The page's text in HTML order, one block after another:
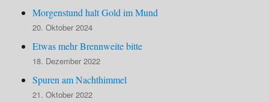
Morgenstund halt Gold im Mund
20. Oktober 2024
Etwas mehr Brennweite bitte
18. Dezember 2022
Spuren am Nachthimmel
21. Oktober 2022